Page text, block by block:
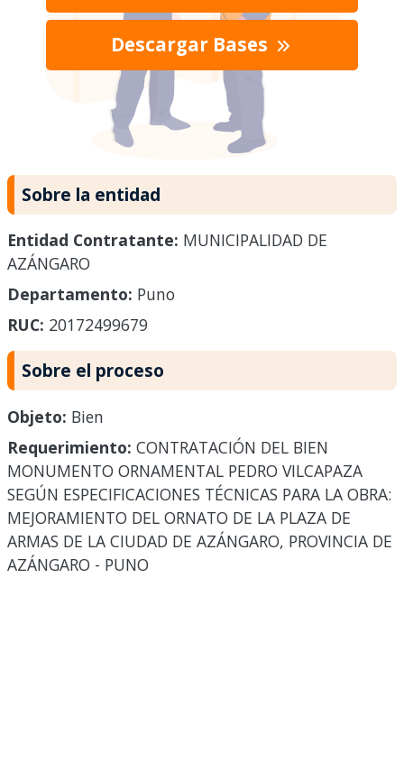
Descargar Bases
Sobre la entidad
Entidad Contratante: MUNICIPALIDAD DE
AZÁNGARO
Departamento: Puno
RUC: 20172499679
Sobre el proceso
Objeto: Bien
Requerimiento: CONTRATACIÓN DEL BIEN
MONUMENTO ORNAMENTAL PEDRO VILCAPAZA
SEGÚN ESPECIFICACIONES TÉCNICAS PARA LA OBRA:
MEJORAMIENTO DEL ORNATO DE LA PLAZA DE
ARMAS DE LA CIUDAD DE AZÁNGARO, PROVINCIA DE
AZÁNGARO - PUNO